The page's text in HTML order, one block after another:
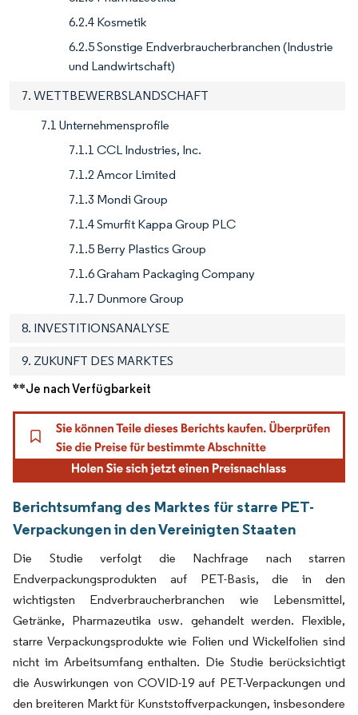
6.2.4 Kosmetik
6.2.5 Sonstige Endverbraucherbranchen (Industrie
und Landwirtschaft)
7. WETTBEWERBSLANDSCHAFT
7.1 Unternehmensprofile
7.1.1 CCL Industries, Inc.
7.1.2 Amcor Limited
7.1.3 Mondi Group
7.1.4 Smurfit Kappa Group PLC
7.1.5 Berry Plastics Group
7.1.6 Graham Packaging Company
7.1.7 Dunmore Group
8. INVESTITIONSANALYSE
9. ZUKUNFT DES MARKTES
**Je nach Verfügbarkeit
Berichtsumfang des Marktes für starre PET-
Verpackungen in den Vereinigten Staaten
Die Studie verfolgt die Nachfrage nach starren
Endverpackungsprodukten auf PET-Basis, die in den
wichtigsten Endverbraucherbranchen wie Lebensmittel,
Getränke, Pharmazeutika usw. gehandelt werden. Flexible,
starre Verpackungsprodukte wie Folien und Wickelfolien sind
nicht im Arbeitsumfang enthalten. Die Studie berücksichtigt
die Auswirkungen von COVID-19 auf PET-Verpackungen und
den breiteren Markt für Kunststoffverpackungen, insbesondere